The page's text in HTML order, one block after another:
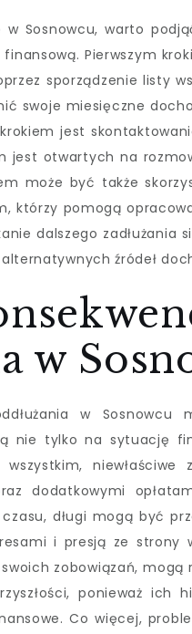
w Sosnowcu, warto
Pierwszym
sporządzenie listy
swoje miesięczne
jest
jest otwartych na
może być także
którzy pomogą
dalszego zadłużania
źródeł
w
w Sosnowcu
nie tylko na sytuację
wszystkim,
dodatkowymi
czasu, długi mogą być
i presją ze strony
zobowiązań,
ponieważ ich
Co więcej,